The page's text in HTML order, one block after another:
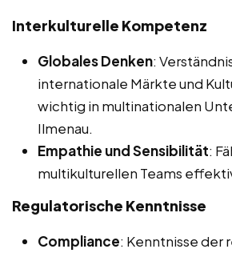
Interkulturelle Kompetenz
Globales Denken:
internationale Märkte und
wichtig in multinationalen
Ilmenau.
Empathie und Sensibilität:
multikulturellen Teams
Regulatorische Kenntnisse
Compliance: Kenntnisse der